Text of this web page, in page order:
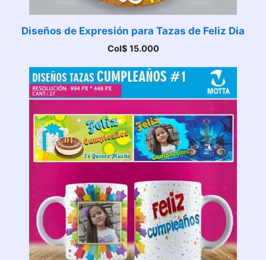
Diseños de Expresión para Tazas de Feliz Dia
Col$ 15.000